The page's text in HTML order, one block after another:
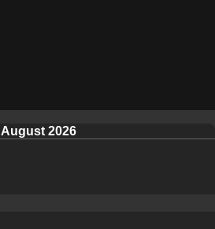
August 2026